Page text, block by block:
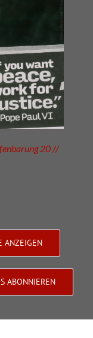
20 //
ANZEIGEN
ABONNIEREN